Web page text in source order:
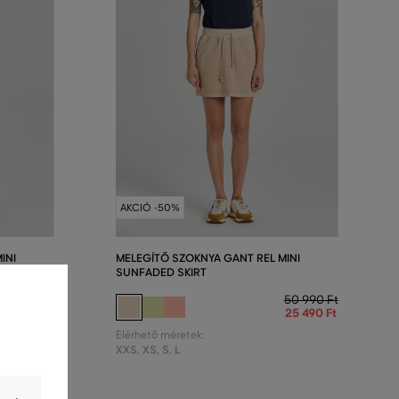
AKCIÓ -50%
MELEGÍTŐ SZOKNYA GANT REL MINI
SUNFADED SKIRT
50 990 Ft
25 490 Ft
Elérhető méretek:
XXS, XS, S, L